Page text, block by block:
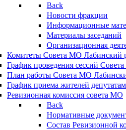
Back
Новости фракции
Информационные
Материалы заседаний
Организационная
Комитеты Совета МО Лабинский
График проведения сессий
План работы Совета МО
График приема жителей
Ревизионная комиссия совета МО
Back
Нормативные
Состав Ревизионной